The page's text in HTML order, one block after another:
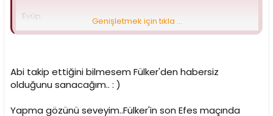
Eyüp,
Hakemler taraflı maç mı yönetiyor ligimizde?
Genişletmek için tıkla ...
Abi takip ettiğini bilmesem Fülker'den habersiz
olduğunu sanacağım.. : )
Yapma gözünü seveyim..Fülker'in son Efes maçında